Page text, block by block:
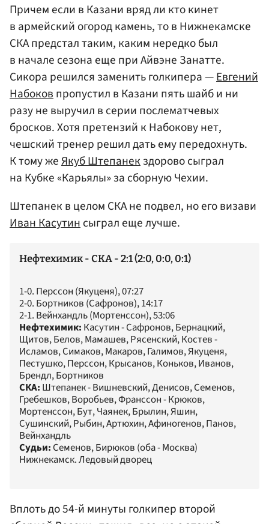
Причем если в Казани вряд ли кто кинет
в армейский огород камень, то в Нижнекамске
СКА предстал таким, каким нередко был
в начале сезона еще при Айвэне Занатте.
Сикора решился заменить голкипера —Евгений
Набоковпропустил в Казани пять шайб и ни
разу не выручил в серии послематчевых
бросков. Хотя претензий к Набокову нет,
чешский тренер решил дать ему передохнуть.
К тому жеЯкуб Штепанекздорово сыграл
на Кубке «Карьялы» за сборную Чехии.
Штепанек в целом СКА не подвел, но его визави
Иван Касутинсыграл еще лучше.
Нефтехимик - СКА - 2:1 (2:0, 0:0, 0:1)
1-0. Перссон (Якуценя), 07:27
2-0. Бортников (Сафронов), 14:17
2-1. Вейнхандль (Мортенссон), 53:06
Нефтехимик: Касутин - Сафронов, Бернацкий,
Щитов, Белов, Мамашев, Рясенский, Костев -
Исламов, Симаков, Макаров, Галимов, Якуценя,
Пестушко, Перссон, Крысанов, Коньков, Иванов,
Брендл, Бортников
СКА: Штепанек - Вишневский, Денисов, Семенов,
Гребешков, Воробьев, Франссон - Крюков,
Мортенссон, Бут, Чаянек, Брылин, Яшин,
Сушинский, Рыбин, Артюхин, Афиногенов, Панов,
Вейнхандль
Судьи: Семенов, Бирюков (оба - Москва)
Нижнекамск. Ледовый дворец
Вплоть до 54-й минуты голкипер второй